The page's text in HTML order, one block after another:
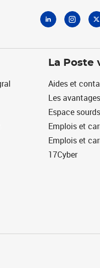
La Poste
Aides et
Les
Espace
Emplois et
Emplois et
17Cyber